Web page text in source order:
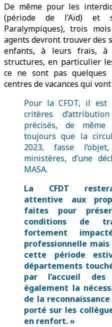
De même pour les
(période de l’Aïd) et
Paralympiques), trois
agents devront trouver des
enfants, à leurs frais, à
structures, en particulier
ce ne sont pas quelques
centres de vacances qui
Pour la CFDT, il est
critères
précisés, de
toujours que la
2023, fasse
ministères, d’une
MASA.
La CFDT
attentive aux
faites pour
conditions de
fortement
professionnelle
cette période
départements
par l’accueil des
également la
de la
porté sur les
en renfort.»